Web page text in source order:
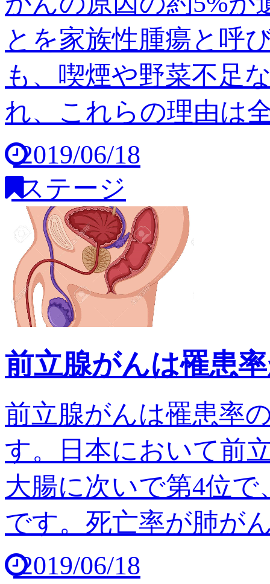
とを家族性腫瘍と呼
も、喫煙や野菜不足
れ、これらの理由は
2019/06/18
ステージ
前立腺がんは罹患
前立腺がんは罹患率
す。日本において前
大腸に次いで第4位で
です。死亡率が肺が
2019/06/18